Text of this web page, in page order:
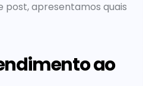
post, apresentamos quais
ao